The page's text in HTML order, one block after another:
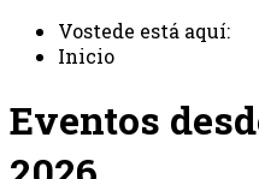
Vostede está aquí:
Inicio
Eventos